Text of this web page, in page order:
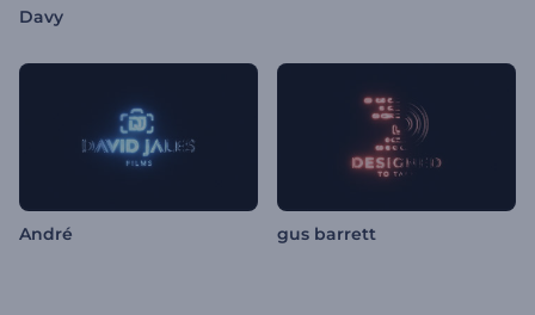
Davy
André gus barrett